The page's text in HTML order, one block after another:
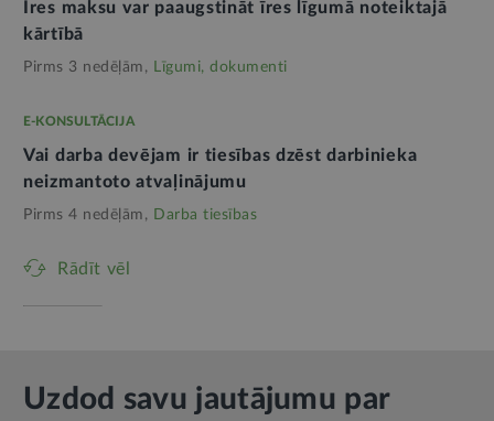
Īres maksu var paaugstināt īres līgumā noteiktajā
kārtībā
Pirms 3 nedēļām, Līgumi, dokumenti
E-KONSULTĀCIJA
Vai darba devējam ir tiesības dzēst darbinieka
neizmantoto atvaļinājumu
Pirms 4 nedēļām, Darba tiesības
Rādīt vēl
Uzdod savu jautājumu par